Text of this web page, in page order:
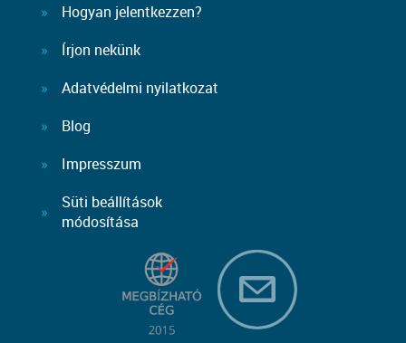
Hogyan jelentkezzen?
Írjon nekünk
Adatvédelmi nyilatkozat
Blog
Impresszum
Süti beállítások
módosítása